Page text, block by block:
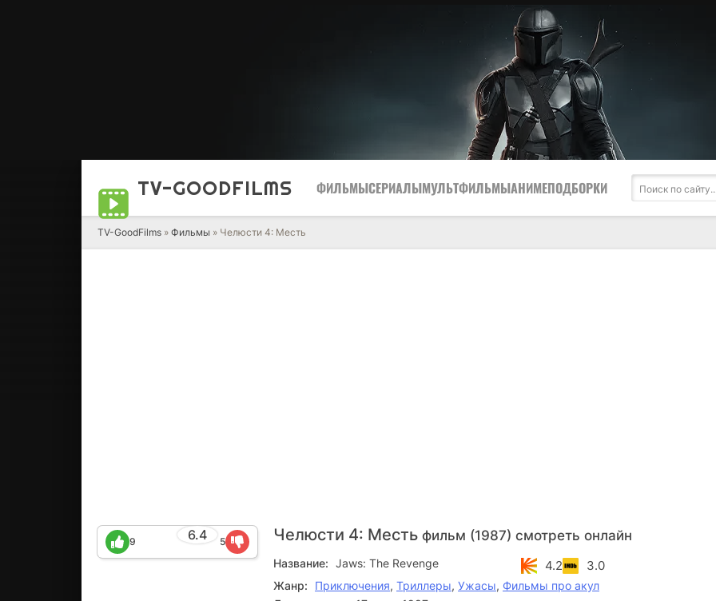
TV-GOODFILMS ФИЛЬМЫСЕРИАЛЫМУЛЬТФИЛЬМЫАНИМЕПОДБОРКИ
TV-GoodFilms » Фильмы » Челюсти 4: Месть
Челюсти 4: Месть фильм (1987) смотреть онлайн
6.4
9 5
Название: Jaws: The Revenge 4.2 3.0
Жанр: Приключения, Триллеры, Ужасы, Фильмы про акул